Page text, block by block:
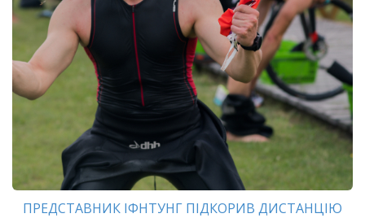
ПРЕДСТАВНИК ІФНТУНГ ПІДКОРИВ ДИСТАНЦІЮ